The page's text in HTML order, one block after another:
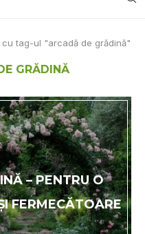
cu tag-ul "arcadă de grădină"
GRĂDINĂ
– PENTRU O
FERMECĂTOARE